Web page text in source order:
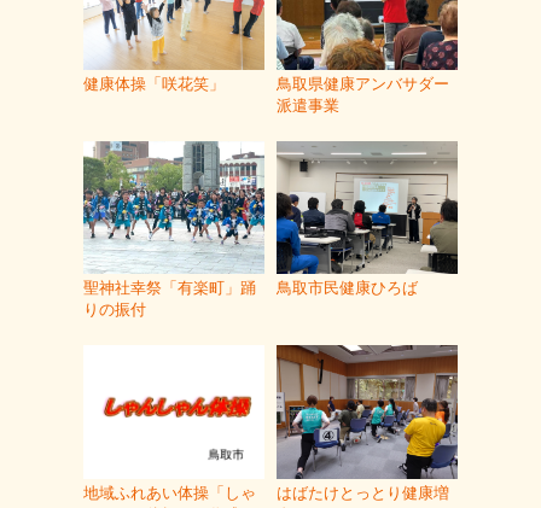
健康体操「咲花笑」
鳥取県健康アンバサダー
派遣事業
聖神社幸祭「有楽町」踊
りの振付
鳥取市民健康ひろば
地域ふれあい体操「しゃ
はばたけとっとり健康増